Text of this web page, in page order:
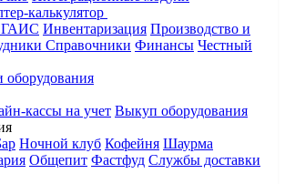
калькулятор
Инвентаризация Производство и
Справочники Финансы Честный
оборудования
кассы на учет Выкуп оборудования
Ночной клуб Кофейня Шаурма
Общепит Фастфуд Службы доставки